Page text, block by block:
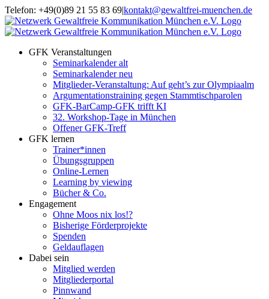
Zum
Inhalt
springen
Telefon: +49(0)89 21 55 83 69|kontakt@gewaltfrei-muenchen.de
Einloggen
Seminarkalender
Infos
zum
GFK Veranstaltungen
Seminarkalender alt
Seminarkalender neu
Mitglieder-Veranstaltung: Auf geht’s zur Olympiaalm
Argumentationstraining gegen Stammtischparolen
GFK-BarCamp-GFK trifft KI
32. Workshop-Tage in München
Offener GFK-Treff
GFK lernen
Trainer*innen
Übungsgruppen
Online-Lernen
Learning by viewing
Bücher & Co.
Engagement
Ohne Moos nix los!?
Bisherige Förderprojekte
Spenden
Geldauflagen
Dabei sein
Mitglied werden
Mitgliederportal
Pinnwand